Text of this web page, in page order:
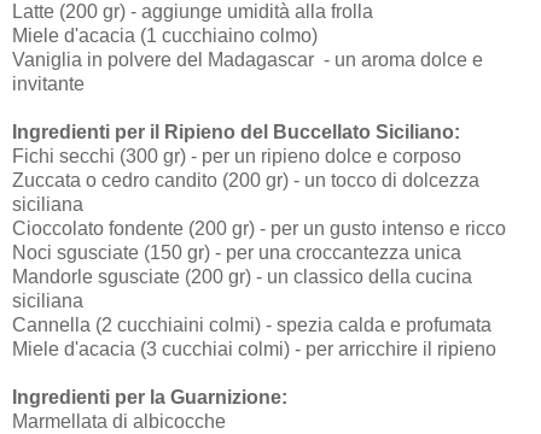
Latte (200 gr) - aggiunge umidità alla frolla
Miele d'acacia (1 cucchiaino colmo)
Vaniglia in polvere del Madagascar - un aroma dolce e
invitante
Ingredienti per il Ripieno del Buccellato Siciliano:
Fichi secchi (300 gr) - per un ripieno dolce e corposo
Zuccata o cedro candito (200 gr) - un tocco di dolcezza
siciliana
Cioccolato fondente (200 gr) - per un gusto intenso e ricco
Noci sgusciate (150 gr) - per una croccantezza unica
Mandorle sgusciate (200 gr) - un classico della cucina
siciliana
Cannella (2 cucchiaini colmi) - spezia calda e profumata
Miele d'acacia (3 cucchiai colmi) - per arricchire il ripieno
Ingredienti per la Guarnizione:
Marmellata di albicocche